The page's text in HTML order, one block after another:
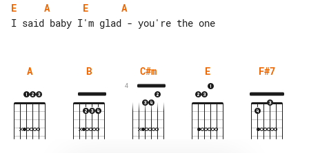
E
A E
A
A B C#m
4
E F#7